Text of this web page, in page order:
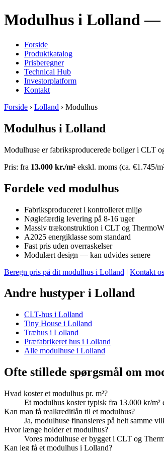
Modulhus i Lolland —
Forside
Produktkatalog
Prisberegner
Technical Hub
Investorplatform
Kontakt
Forside › Lolland › Modulhus
Modulhus i Lolland
Modulhuse er fabriksproducerede boliger i CLT
Pris: fra 13.000 kr./m² ekskl. moms (ca. €1.745/
Fordele ved modulhus
Fabriksproduceret i kontrolleret miljø
Nøglefærdig levering på 8-16 uger
Massiv trækonstruktion i CLT og
A2025 energiklasse som standard
Fast pris uden overraskelser
Modulært design — kan udvides senere
Beregn pris på dit modulhus i Lolland | Kontakt os
Andre hustyper i Lolland
CLT-hus i Lolland
Tiny House i Lolland
Træhus i Lolland
Præfabrikeret hus i Lolland
Alle modulhuse i Lolland
Ofte stillede spørgsmål om
Hvad koster et modulhus pr. m²?
Et modulhus koster typisk fra 13.000 kr/
Kan man få realkreditlån til et modulhus?
Ja, modulhuse finansieres på helt samme
Hvor længe holder et modulhus?
Vores modulhuse er bygget i CLT og
Kan jeg få et modulhus i Lolland?